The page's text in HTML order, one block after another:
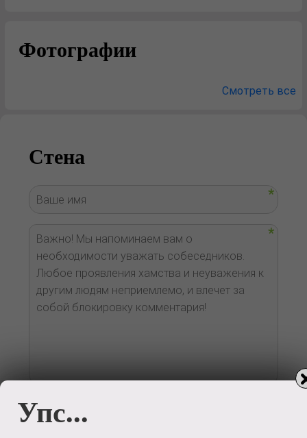
Фотографии
Смотреть все
Стена
Упс...